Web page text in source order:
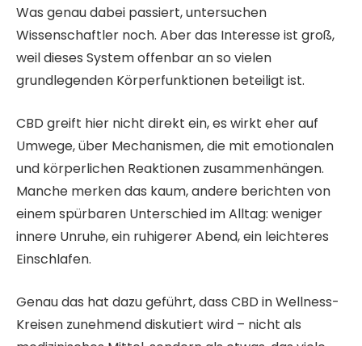
Was genau dabei passiert, untersuchen
Wissenschaftler noch. Aber das Interesse ist groß,
weil dieses System offenbar an so vielen
grundlegenden Körperfunktionen beteiligt ist.
CBD greift hier nicht direkt ein, es wirkt eher auf
Umwege, über Mechanismen, die mit emotionalen
und körperlichen Reaktionen zusammenhängen.
Manche merken das kaum, andere berichten von
einem spürbaren Unterschied im Alltag: weniger
innere Unruhe, ein ruhigerer Abend, ein leichteres
Einschlafen.
Genau das hat dazu geführt, dass CBD in Wellness-
Kreisen zunehmend diskutiert wird – nicht als